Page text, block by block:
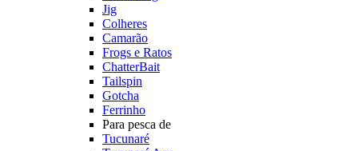
Jig
Colheres
Camarão
Frogs e Ratos
ChatterBait
Tailspin
Gotcha
Ferrinho
Para pesca de
Tucunaré